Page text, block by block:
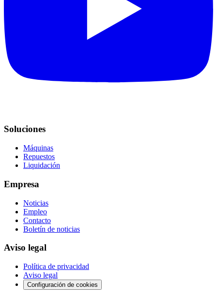
Soluciones
Máquinas
Repuestos
Liquidación
Empresa
Noticias
Empleo
Contacto
Boletín de noticias
Aviso legal
Política de privacidad
Aviso legal
Configuración de cookies